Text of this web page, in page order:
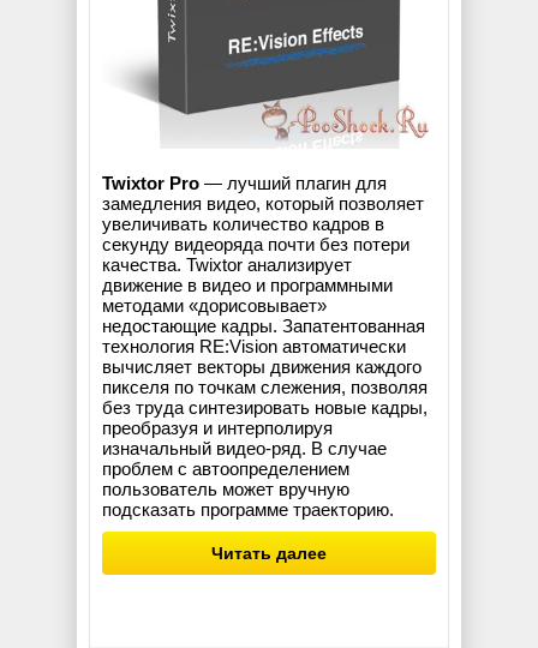
Twixtor Pro — лучший плагин для
замедления видео, который позволяет
увеличивать количество кадров в
секунду видеоряда почти без потери
качества. Twixtor анализирует
движение в видео и программными
методами «дорисовывает»
недостающие кадры. Запатентованная
технология RE:Vision автоматически
вычисляет векторы движения каждого
пикселя по точкам слежения, позволяя
без труда синтезировать новые кадры,
преобразуя и интерполируя
изначальный видео-ряд. В случае
проблем с автоопределением
пользователь может вручную
подсказать программе траекторию.
Читать далее